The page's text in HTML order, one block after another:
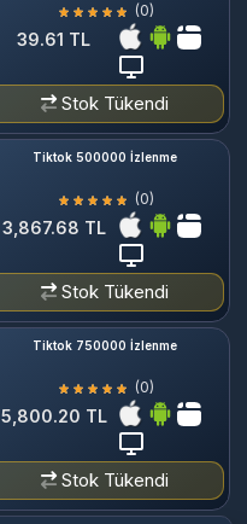
(0)
39.61 TL
Stok Tükendi
Tiktok 500000 İzlenme
(0)
3,867.68 TL
Stok Tükendi
Tiktok 750000 İzlenme
(0)
5,800.20 TL
Stok Tükendi